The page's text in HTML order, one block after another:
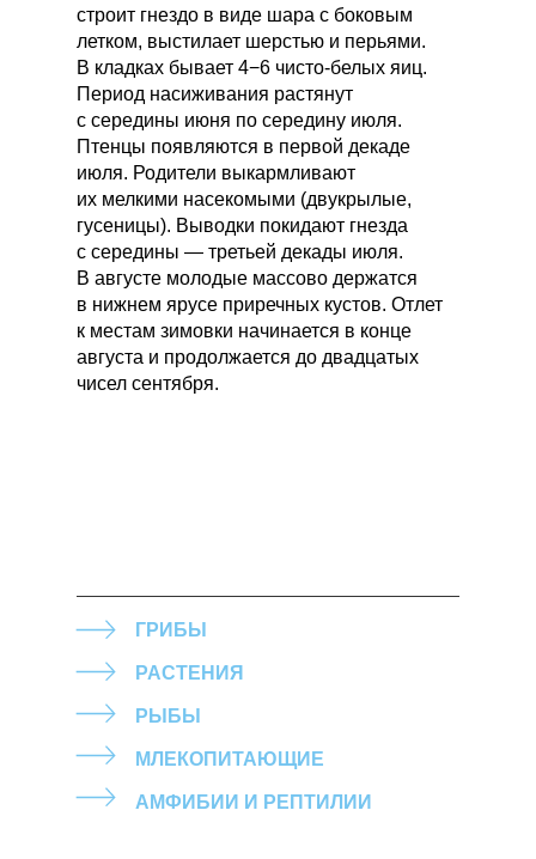
строит гнездо в виде шара с боковым
летком, выстилает шерстью и перьями.
В кладках бывает 4−6 чисто-белых яиц.
Период насиживания растянут
с середины июня по середину июля.
Птенцы появляются в первой декаде
июля. Родители выкармливают
их мелкими насекомыми (двукрылые,
гусеницы). Выводки покидают гнезда
с середины — третьей декады июля.
В августе молодые массово держатся
в нижнем ярусе приречных кустов. Отлет
к местам зимовки начинается в конце
августа и продолжается до двадцатых
чисел сентября.
ГРИБЫ
РАСТЕНИЯ
РЫБЫ
МЛЕКОПИТАЮЩИЕ
АМФИБИИ И РЕПТИЛИИ